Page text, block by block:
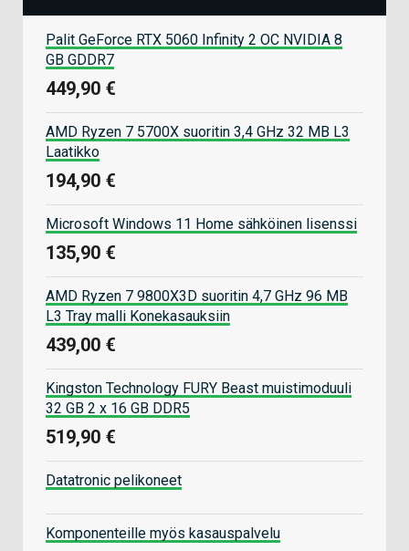
Palit GeForce RTX 5060 Infinity 2 OC NVIDIA 8
GB GDDR7
449,90 €
AMD Ryzen 7 5700X suoritin 3,4 GHz 32 MB L3
Laatikko
194,90 €
Microsoft Windows 11 Home sähköinen lisenssi
135,90 €
AMD Ryzen 7 9800X3D suoritin 4,7 GHz 96 MB
L3 Tray malli Konekasauksiin
439,00 €
Kingston Technology FURY Beast muistimoduuli
32 GB 2 x 16 GB DDR5
519,90 €
Datatronic pelikoneet
Komponenteille myös kasauspalvelu